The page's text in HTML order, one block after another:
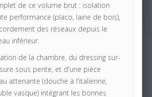
de ce volume brut : isolation
performance (placo, laine de bois),
des réseaux depuis le
inférieur.
de la chambre, du dressing sur-
sous pente, et d'une pièce
attenante (douche à l'italienne,
vasque) intégrant les bonnes